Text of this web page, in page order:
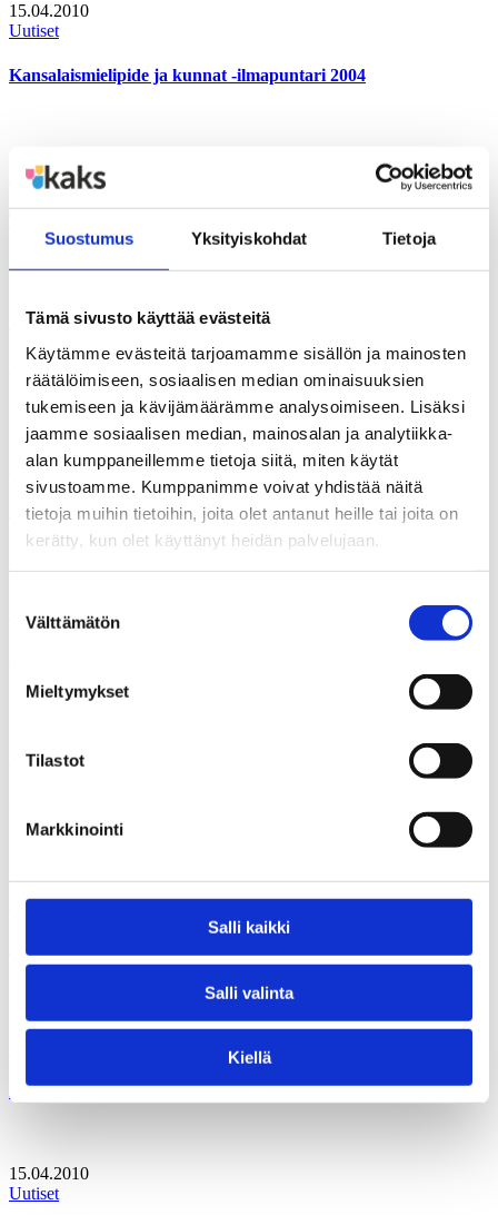
Suostumus Yksityiskohdat Tietoja
Tämä sivusto käyttää evästeitä
Käytämme evästeitä tarjoamamme sisällön ja mainosten
räätälöimiseen, sosiaalisen median ominaisuuksien
tukemiseen ja kävijämäärämme analysoimiseen. Lisäksi
jaamme sosiaalisen median, mainosalan ja analytiikka-
alan kumppaneillemme tietoja siitä, miten käytät
sivustoamme. Kumppanimme voivat yhdistää näitä
tietoja muihin tietoihin, joita olet antanut heille tai joita on
kerätty, kun olet käyttänyt heidän palvelujaan.
valinta
Välttämätön
Mieltymykset
Tilastot
Markkinointi
Salli kaikki
Salli valinta
Kiellä
15.04.2010
Uutiset
Kansalaismielipide ja kunnat -ilmapuntari 2004
Uutiset
Uutiset
Ikävallankumous
15.04.2010
Uutiset
Valta kunnassa
Uutiset
Uutiset
15.04.2010
Uutiset
15.04.2010
Pelastusrenkaan paikkaus
15.04.2010
Uutiset